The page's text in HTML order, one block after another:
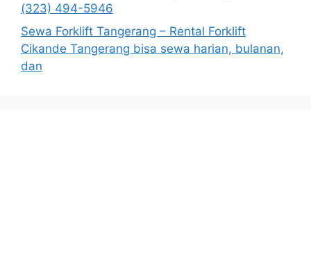
(323) 494-5946
Sewa Forklift Tangerang – Rental Forklift
Cikande Tangerang bisa sewa harian, bulanan,
dan